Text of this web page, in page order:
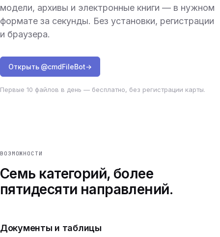
модели, архивы и электронные книги — в нужном
формате за секунды. Без установки, регистрации
и браузера.
Открыть @cmdFileBot→
Первые 10 файлов в день — бесплатно, без регистрации карты.
ВОЗМОЖНОСТИ
Семь категорий, более
пятидесяти направлений.
Документы и таблицы